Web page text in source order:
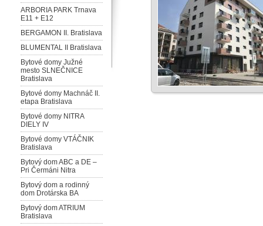
ARBORIA PARK Trnava
E11 + E12
BERGAMON II. Bratislava
BLUMENTAL II Bratislava
Bytové domy Južné
mesto SLNEČNICE
Bratislava
Bytové domy Machnáč II.
etapa Bratislava
Bytové domy NITRA
DIELY IV
Bytové domy VTÁČNIK
Bratislava
Bytový dom ABC a DE –
Pri Čermáni Nitra
Bytový dom a rodinný
dom Drotárska BA
Bytový dom ATRIUM
Bratislava